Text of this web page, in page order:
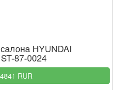
HYUNDAI
87-0024
4841 RUR